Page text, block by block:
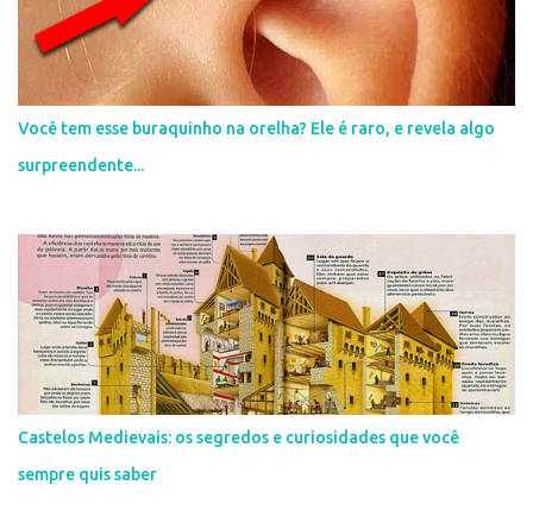
n
t
o
Você tem esse buraquinho na orelha? Ele é raro, e revela algo
surpreendente...
Castelos Medievais: os segredos e curiosidades que você
sempre quis saber